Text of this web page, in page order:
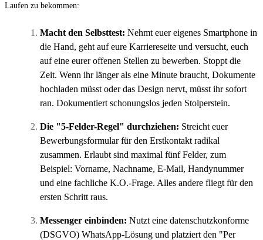
Laufen zu bekommen:
Macht den Selbsttest: Nehmt euer eigenes Smartphone in
die Hand, geht auf eure Karriereseite und versucht, euch
auf eine eurer offenen Stellen zu bewerben. Stoppt die
Zeit. Wenn ihr länger als eine Minute braucht, Dokumente
hochladen müsst oder das Design nervt, müsst ihr sofort
ran. Dokumentiert schonungslos jeden Stolperstein.
Die "5-Felder-Regel" durchziehen: Streicht euer
Bewerbungsformular für den Erstkontakt radikal
zusammen. Erlaubt sind maximal fünf Felder, zum
Beispiel: Vorname, Nachname, E-Mail, Handynummer
und eine fachliche K.O.-Frage. Alles andere fliegt für den
ersten Schritt raus.
Messenger einbinden: Nutzt eine datenschutzkonforme
(DSGVO) WhatsApp-Lösung und platziert den "Per